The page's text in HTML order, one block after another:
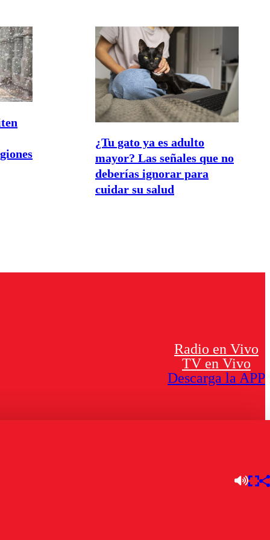
¿Tu gato ya es adulto
mayor? Las señales que no
deberías ignorar para
cuidar su salud
Radio en Vivo
TV en Vivo
Descarga la APP